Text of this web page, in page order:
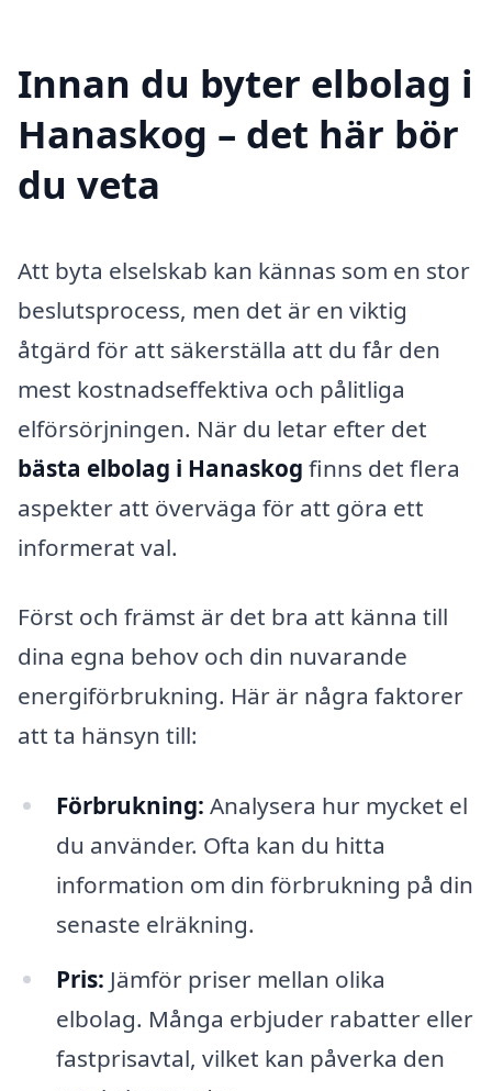
Innan du byter elbolag i
Hanaskog – det här bör
du veta
Att byta elselskab kan kännas som en stor
beslutsprocess, men det är en viktig
åtgärd för att säkerställa att du får den
mest kostnadseffektiva och pålitliga
elförsörjningen. När du letar efter det
bästa elbolag i Hanaskog finns det flera
aspekter att överväga för att göra ett
informerat val.
Först och främst är det bra att känna till
dina egna behov och din nuvarande
energiförbrukning. Här är några faktorer
att ta hänsyn till:
Förbrukning: Analysera hur mycket el
du använder. Ofta kan du hitta
information om din förbrukning på din
senaste elräkning.
Pris: Jämför priser mellan olika
elbolag. Många erbjuder rabatter eller
fastprisavtal, vilket kan påverka den